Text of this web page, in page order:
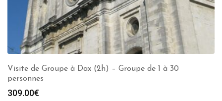
Visite de Groupe à Dax (2h) – Groupe de 1 à 30
personnes
309.00€